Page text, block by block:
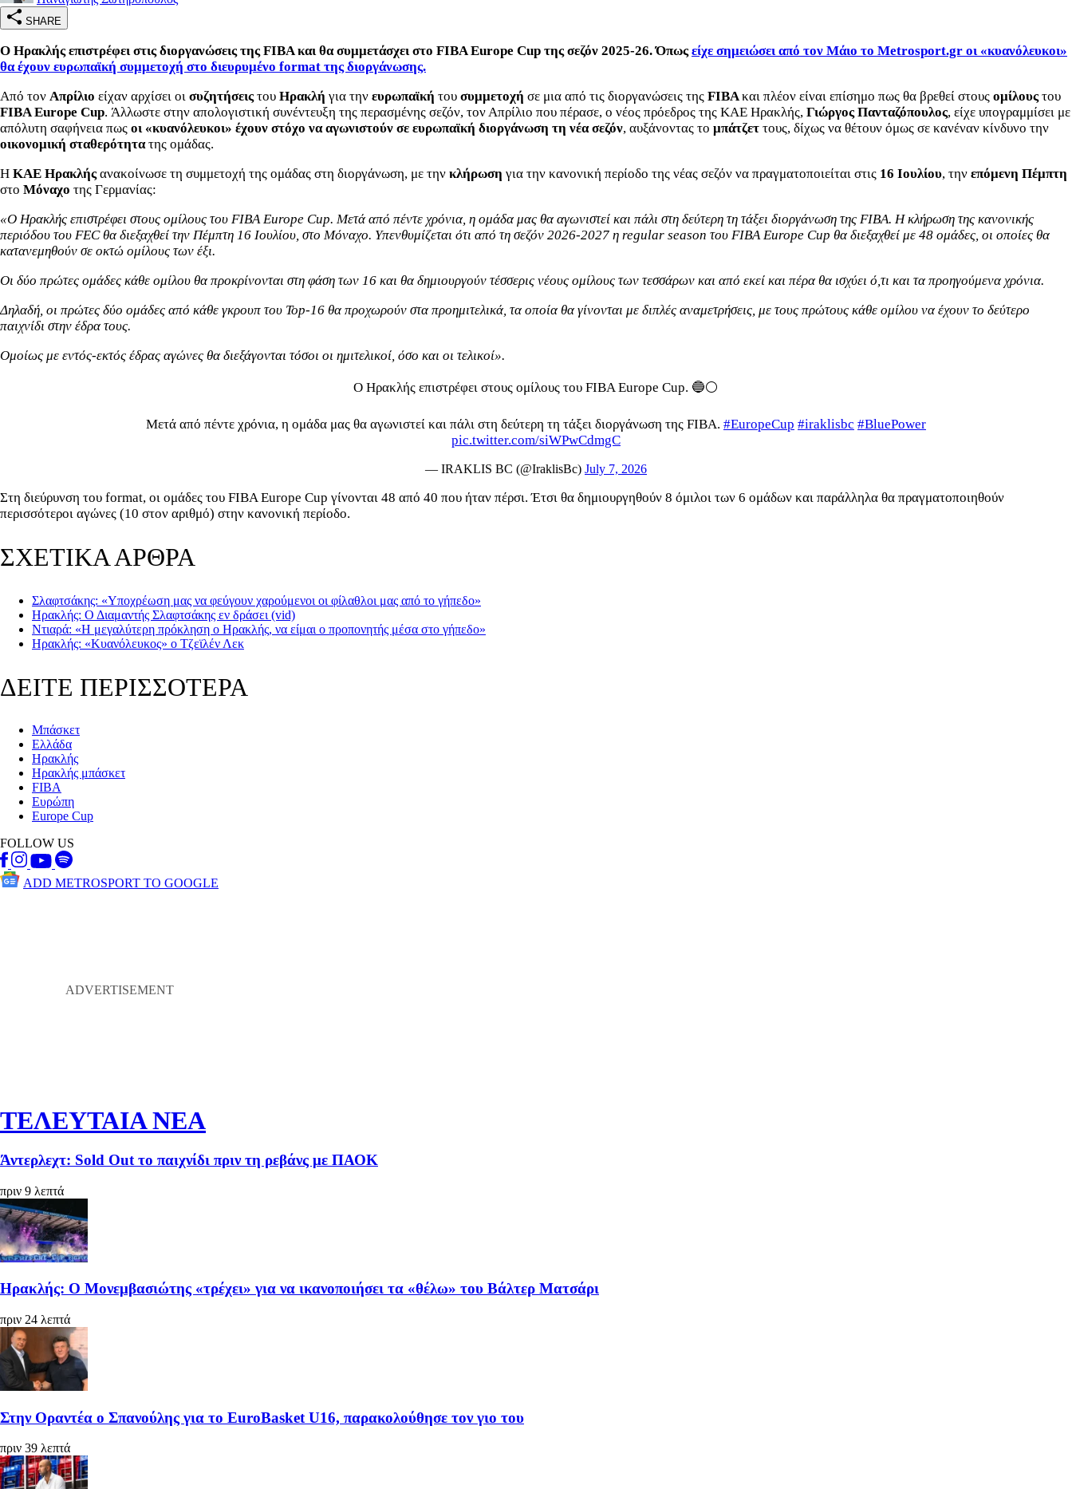
SHARE
Ο Ηρακλής επιστρέφει στις διοργανώσεις της FIBA και θα συμμετάσχει στο FIBA Europe Cup της σεζόν 2025-26. Όπωςείχε σημειώσει από τον Μάιο το Metrosport.gr οι «κυανόλευκοι»
θα έχουν ευρωπαϊκή συμμετοχή στο διευρυμένο format της διοργάνωσης.
Από τον Απρίλιο είχαν αρχίσει οι συζητήσειςτου Ηρακλή για την ευρωπαϊκή του συμμετοχή σε μια από τις διοργανώσεις της FIBAκαι πλέον είναι επίσημο πως θα βρεθεί στους ομίλουςτου
FIBA Europe Cup. Άλλωστε στην απολογιστική συνέντευξη της περασμένης σεζόν, τον Απρίλιο που πέρασε, ο νέος πρόεδρος της ΚΑΕ Ηρακλής, Γιώργος Πανταζόπουλος, είχε υπογραμμίσει με
απόλυτη σαφήνεια πως οι «κυανόλευκοι» έχουν στόχο να αγωνιστούν σε ευρωπαϊκή διοργάνωση τη νέα σεζόν, αυξάνοντας το μπάτζετ τους, δίχως να θέτουν όμως σε κανέναν κίνδυνο την
οικονομική σταθερότητατης ομάδας.
Η ΚΑΕ Ηρακλήςανακοίνωσε τη συμμετοχή της ομάδας στη διοργάνωση, με την κλήρωση για την κανονική περίοδο της νέας σεζόν να πραγματοποιείται στις 16 Ιουλίου, την επόμενη Πέμπτη
στο Μόναχο της Γερμανίας:
«Ο Ηρακλής επιστρέφει στους ομίλους του FIBA Europe Cup. Μετά από πέντε χρόνια, η ομάδα μας θα αγωνιστεί και πάλι στη δεύτερη τη τάξει διοργάνωση της FIBA. Η κλήρωση της κανονικής
περιόδου του FEC θα διεξαχθεί την Πέμπτη 16 Ιουλίου, στο Μόναχο. Υπενθυμίζεται ότι από τη σεζόν 2026-2027 η regular season του FIBA Europe Cup θα διεξαχθεί με 48 ομάδες, οι οποίες θα
κατανεμηθούν σε οκτώ ομίλους των έξι.
Οι δύο πρώτες ομάδες κάθε ομίλου θα προκρίνονται στη φάση των 16 και θα δημιουργούν τέσσερις νέους ομίλους των τεσσάρων και από εκεί και πέρα θα ισχύει ό,τι και τα προηγούμενα χρόνια.
Δηλαδή, οι πρώτες δύο ομάδες από κάθε γκρουπ του Top-16 θα προχωρούν στα προημιτελικά, τα οποία θα γίνονται με διπλές αναμετρήσεις, με τους πρώτους κάθε ομίλου να έχουν το δεύτερο
παιχνίδι στην έδρα τους.
Ομοίως με εντός-εκτός έδρας αγώνες θα διεξάγονται τόσοι οι ημιτελικοί, όσο και οι τελικοί».
Ο Ηρακλής επιστρέφει στους ομίλους του FIBA Europe Cup. 🔵⚪️
Μετά από πέντε χρόνια, η ομάδα μας θα αγωνιστεί και πάλι στη δεύτερη τη τάξει διοργάνωση της FIBA. #EuropeCup #iraklisbc #BluePower
pic.twitter.com/siWPwCdmgC
— IRAKLIS BC (@IraklisBc) July 7, 2026
Στη διεύρυνση του format, οι ομάδες του FIBA Europe Cup γίνονται 48 από 40 που ήταν πέρσι. Έτσι θα δημιουργηθούν 8 όμιλοι των 6 ομάδων και παράλληλα θα πραγματοποιηθούν
περισσότεροι αγώνες (10 στον αριθμό) στην κανονική περίοδο.
ΣΧΕΤΙΚΑ ΑΡΘΡΑ
Σλαφτσάκης: «Υποχρέωση μας να φεύγουν χαρούμενοι οι φίλαθλοι μας από το γήπεδο»
Ηρακλής: Ο Διαμαντής Σλαφτσάκης εν δράσει (vid)
Ντιαρά: «Η μεγαλύτερη πρόκληση ο Ηρακλής, να είμαι ο προπονητής μέσα στο γήπεδο»
Ηρακλής: «Κυανόλευκος» ο Τζεϊλέν Λεκ
ΔΕΙΤΕ ΠΕΡΙΣΣΟΤΕΡΑ
Μπάσκετ
Ελλάδα
Ηρακλής
Ηρακλής μπάσκετ
FIBA
Ευρώπη
Europe Cup
FOLLOW US
ADD METROSPORT TO GOOGLE
ΤΕΛΕΥΤΑΙΑ ΝΕΑ
Άντερλεχτ: Sold Out το παιχνίδι πριν τη ρεβάνς με ΠΑΟΚ
πριν 9 λεπτά
Ηρακλής: Ο Μονεμβασιώτης «τρέχει» για να ικανοποιήσει τα «θέλω» του Βάλτερ Ματσάρι
πριν 24 λεπτά
Στην Οραντέα ο Σπανούλης για το EuroBasket U16, παρακολούθησε τον γιο του
πριν 39 λεπτά